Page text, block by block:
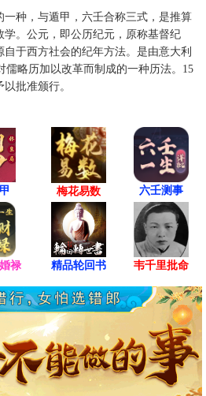
一种，与遁甲，六壬合称三式，是推算
学。公元，即公历纪元，原称基督纪
于西方社会的纪年方法。是由意大利
儒略历加以改革而制成的一种历法。15
批准颁行。
梅花易数 六壬测事
禄 精品轮回书 韦千里批命